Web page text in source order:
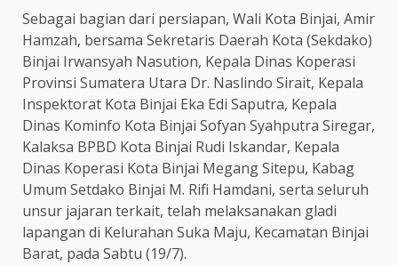
Sebagai bagian dari persiapan, Wali Kota Binjai, Amir
Hamzah, bersama Sekretaris Daerah Kota (Sekdako)
Binjai Irwansyah Nasution, Kepala Dinas Koperasi
Provinsi Sumatera Utara Dr. Naslindo Sirait, Kepala
Inspektorat Kota Binjai Eka Edi Saputra, Kepala
Dinas Kominfo Kota Binjai Sofyan Syahputra Siregar,
Kalaksa BPBD Kota Binjai Rudi Iskandar, Kepala
Dinas Koperasi Kota Binjai Megang Sitepu, Kabag
Umum Setdako Binjai M. Rifi Hamdani, serta seluruh
unsur jajaran terkait, telah melaksanakan gladi
lapangan di Kelurahan Suka Maju, Kecamatan Binjai
Barat, pada Sabtu (19/7).